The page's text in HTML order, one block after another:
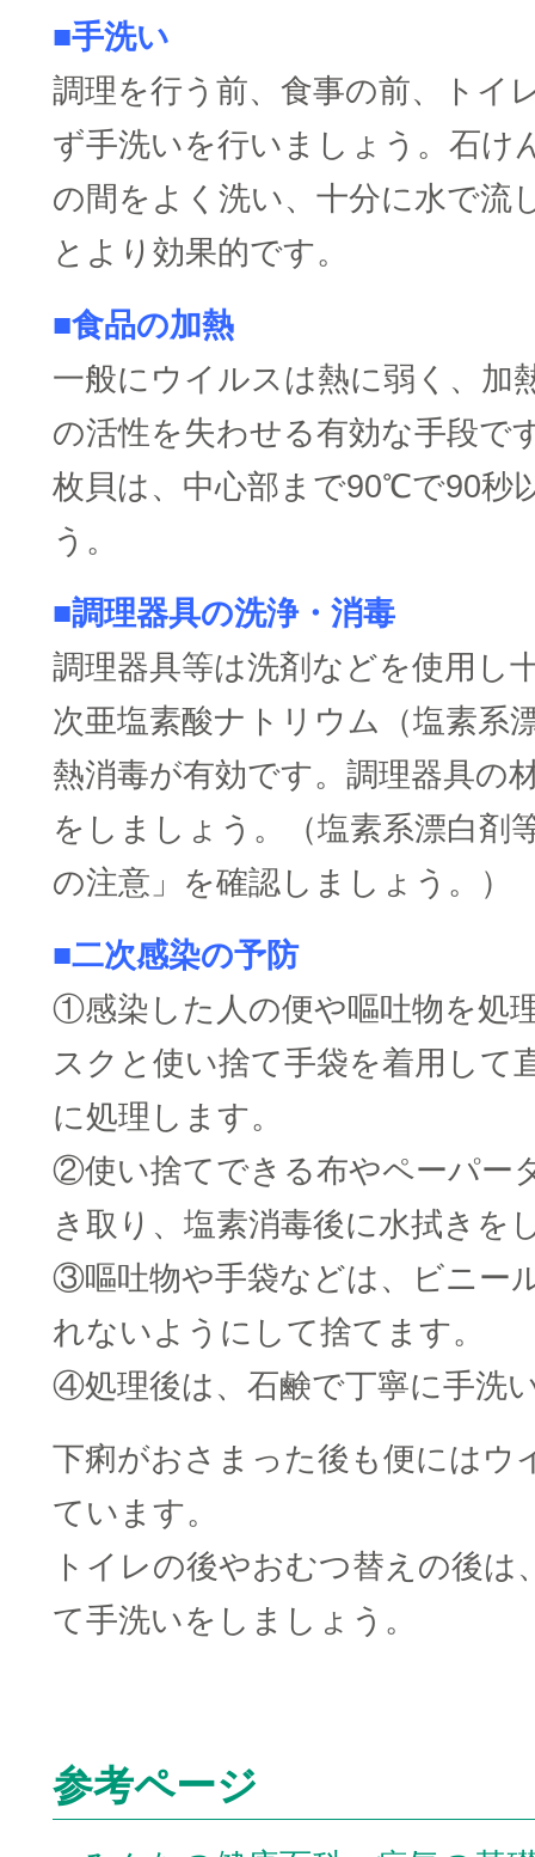
■手洗い
調理を行う前、食事の前、トイ
ず手洗いを行いましょう。石け
の間をよく洗い、十分に水で流
とより効果的です。
■食品の加熱
一般にウイルスは熱に弱く、加
の活性を失わせる有効な手段で
枚貝は、中心部まで90℃で90秒
う。
■調理器具の洗浄・消毒
調理器具等は洗剤などを使用し
次亜塩素酸ナトリウム（塩素系
熱消毒が有効です。調理器具の
をしましょう。（塩素系漂白剤
の注意」を確認しましょう。）
■二次感染の予防
①感染した人の便や嘔吐物を処
スクと使い捨て手袋を着用して
に処理します。
②使い捨てできる布やペーパー
き取り、塩素消毒後に水拭きを
③嘔吐物や手袋などは、ビニー
れないようにして捨てます。
④処理後は、石鹸で丁寧に手洗
下痢がおさまった後も便にはウ
ています。
トイレの後やおむつ替えの後は
て手洗いをしましょう。
参考ページ